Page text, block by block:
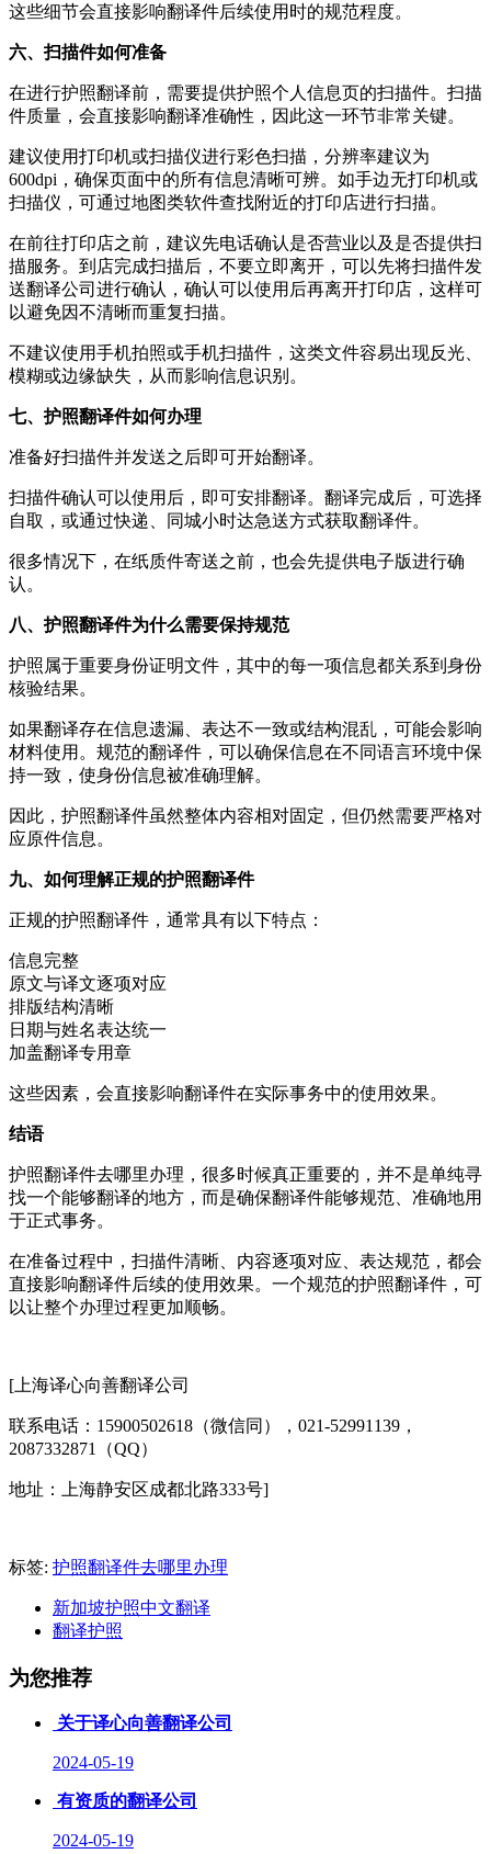
这些细节会直接影响翻译件后续使用时的规范程度。
六、扫描件如何准备
在进行护照翻译前，需要提供护照个人信息页的扫描件。扫描
件质量，会直接影响翻译准确性，因此这一环节非常关键。
建议使用打印机或扫描仪进行彩色扫描，分辨率建议为
600dpi，确保页面中的所有信息清晰可辨。如手边无打印机或
扫描仪，可通过地图类软件查找附近的打印店进行扫描。
在前往打印店之前，建议先电话确认是否营业以及是否提供扫
描服务。到店完成扫描后，不要立即离开，可以先将扫描件发
送翻译公司进行确认，确认可以使用后再离开打印店，这样可
以避免因不清晰而重复扫描。
不建议使用手机拍照或手机扫描件，这类文件容易出现反光、
模糊或边缘缺失，从而影响信息识别。
七、护照翻译件如何办理
准备好扫描件并发送之后即可开始翻译。
扫描件确认可以使用后，即可安排翻译。翻译完成后，可选择
自取，或通过快递、同城小时达急送方式获取翻译件。
很多情况下，在纸质件寄送之前，也会先提供电子版进行确
认。
八、护照翻译件为什么需要保持规范
护照属于重要身份证明文件，其中的每一项信息都关系到身份
核验结果。
如果翻译存在信息遗漏、表达不一致或结构混乱，可能会影响
材料使用。规范的翻译件，可以确保信息在不同语言环境中保
持一致，使身份信息被准确理解。
因此，护照翻译件虽然整体内容相对固定，但仍然需要严格对
应原件信息。
九、如何理解正规的护照翻译件
正规的护照翻译件，通常具有以下特点：
信息完整
原文与译文逐项对应
排版结构清晰
日期与姓名表达统一
加盖翻译专用章
这些因素，会直接影响翻译件在实际事务中的使用效果。
结语
护照翻译件去哪里办理，很多时候真正重要的，并不是单纯寻
找一个能够翻译的地方，而是确保翻译件能够规范、准确地用
于正式事务。
在准备过程中，扫描件清晰、内容逐项对应、表达规范，都会
直接影响翻译件后续的使用效果。一个规范的护照翻译件，可
以让整个办理过程更加顺畅。
[上海译心向善翻译公司
联系电话：15900502618（微信同），021-52991139，
2087332871（QQ）
地址：上海静安区成都北路333号]
标签: 护照翻译件去哪里办理
新加坡护照中文翻译
翻译护照
为您推荐
关于译心向善翻译公司
2024-05-19
有资质的翻译公司
2024-05-19